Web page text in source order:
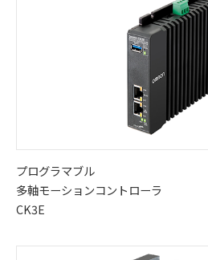
プログラマブル
多軸モーションコントローラ
CK3E